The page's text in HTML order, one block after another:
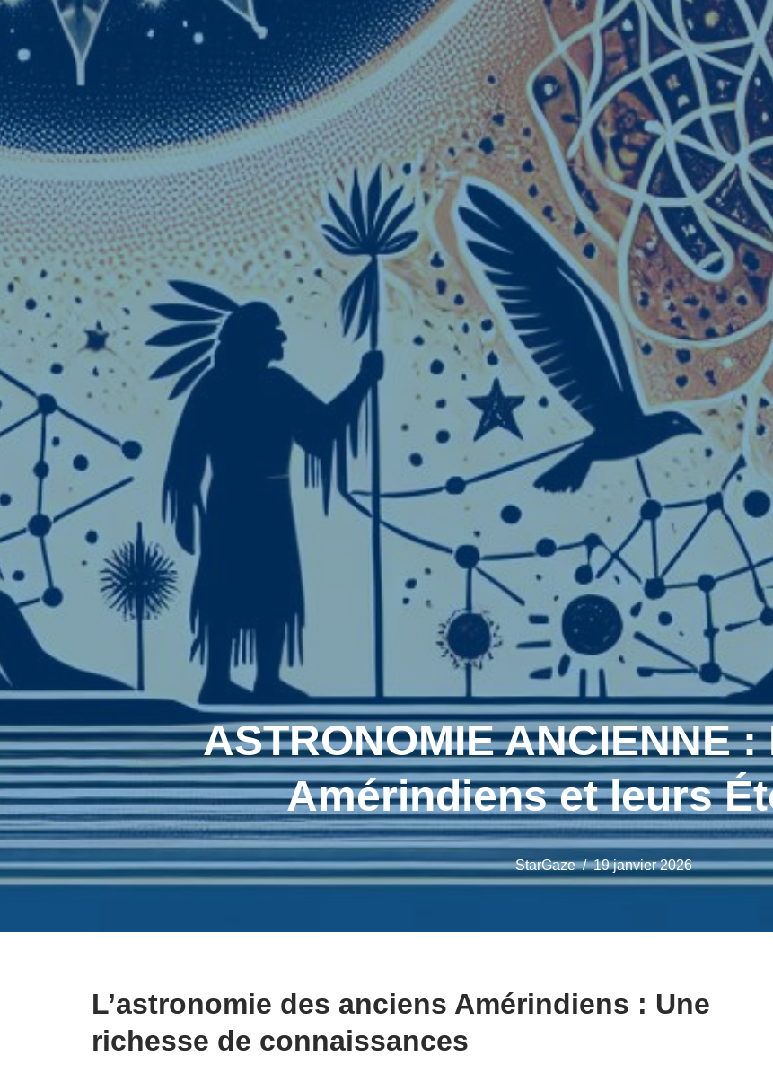
ASTRONOMIE ANCIENNE
Amérindiens et leurs
StarGaze 19 janvier 2026
L’astronomie des anciens Amérindiens : Une
richesse de connaissances